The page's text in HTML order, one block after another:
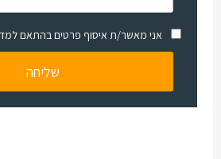
אני מאשר/ת איסוף פרטים בהתאם